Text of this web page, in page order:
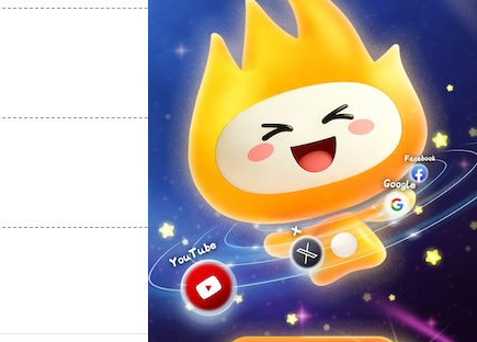
反对 [0]
支持[0] 反对[0]